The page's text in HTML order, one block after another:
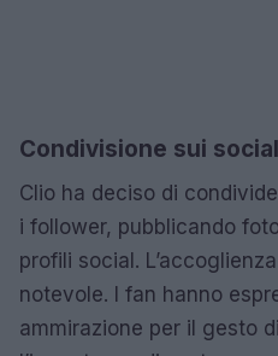
Condivisione sui
Clio ha deciso di
i follower, pubblicando
profili social.
notevole. I fan hanno
ammirazione per il gesto